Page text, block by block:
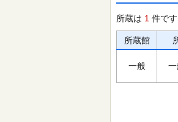
所蔵は 1 件で
所蔵館
一般